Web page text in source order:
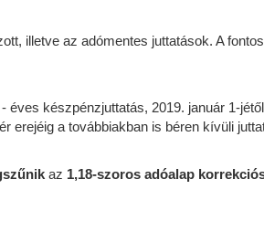
illetve az adómentes juttatások. A
éves készpénzjuttatás, 2019. január 1-
erejéig a továbbiakban is béren kívüli
az 1,18-szoros adóalap